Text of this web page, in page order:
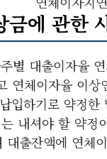
금에 관한
별 대출이자율
연체이자율 이
입하기로 약정
내셔야 할 약
대출잔액에 연체